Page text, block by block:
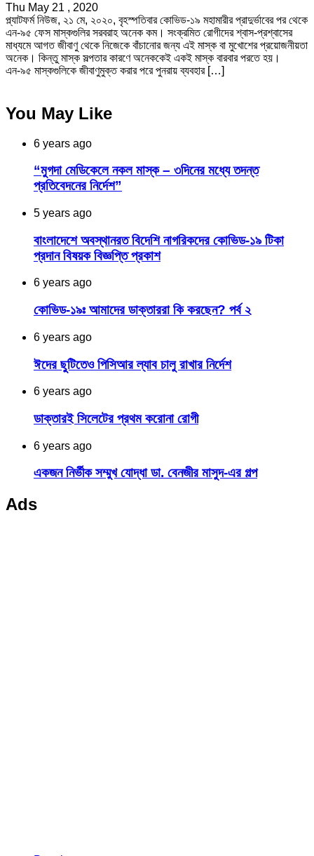
Thu May 21 , 2020
প্ল্যাটফর্ম নিউজ, ২১ মে, ২০২০, বৃহস্পতিবার কোভিড-১৯ মহামারীর প্রাদুর্ভাবের পর থেকে
এন-৯৫ ফেস মাস্কগুলির সরবরাহ অনেক কম। সংক্রমিত রোগীদের শ্বাস-প্রশ্বাসের
মাধ্যমে আগত জীবাণু থেকে নিজেকে বাঁচানোর জন্য এই মাস্ক বা মুখোশের প্রয়োজনীয়তা
অনেক। কিন্তু মাস্ক সল্পতার কারণে অনেককেই একই মাস্ক বারবার পরতে হয়।
এন-৯৫ মাস্কগুলিকে জীবাণুমুক্ত করার পরে পুনরায় ব্যবহার […]
You May Like
6 years ago
“মুগদা মেডিকেলে নকল মাস্ক – ৩দিনের মধ্যে তদন্ত
প্রতিবেদনের নির্দেশ”
5 years ago
বাংলাদেশে অবস্থানরত বিদেশি নাগরিকদের কোভিড-১৯ টিকা
প্রদান বিষয়ক বিজ্ঞপ্তি প্রকাশ
6 years ago
কোভিড-১৯ঃ আমাদের ডাক্তাররা কি করছেন? পর্ব ২
6 years ago
ঈদের ছুটিতেও পিসিআর ল্যাব চালু রাখার নির্দেশ
6 years ago
ডাক্তারই সিলেটের প্রথম করোনা রোগী
6 years ago
একজন নির্ভীক সম্মুখ যোদ্ধা ডা. বেনজীর মাসুদ-এর গল্প
Ads